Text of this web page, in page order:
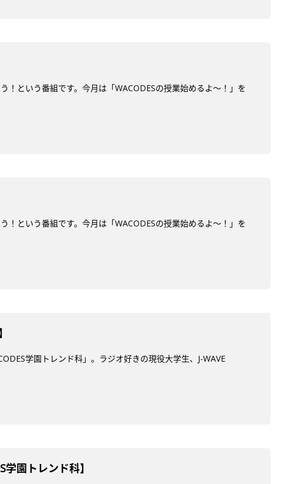
という番組です。今月は「WACODESの授業始めるよ～！」を
という番組です。今月は「WACODESの授業始めるよ～！」を
学園トレンド科」。ラジオ好きの現役大学生、J-WAVE
園トレンド科】